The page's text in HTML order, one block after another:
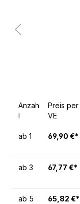
Anzah
l
Preis per
VE
ab 1 69,90 €*
ab 3 67,77 €*
ab 5 65,82 €*